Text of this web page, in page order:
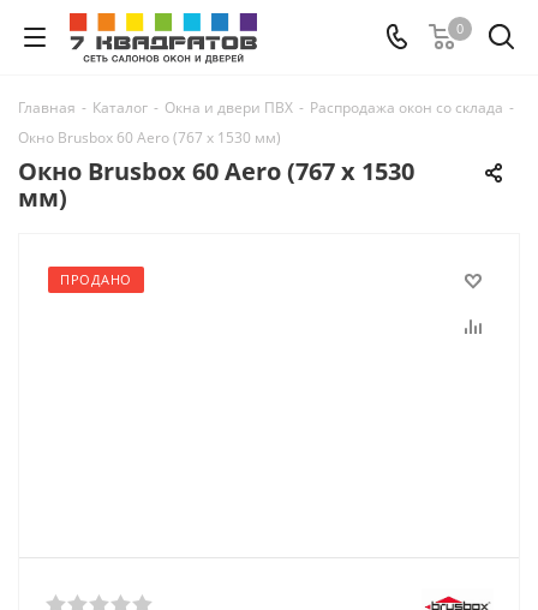
0
Главная - Каталог - Окна и двери ПВХ - Распродажа окон со склада -
Окно Brusbox 60 Aero (767 х 1530 мм)
Окно Brusbox 60 Aero (767 х 1530
мм)
ПРОДАНО